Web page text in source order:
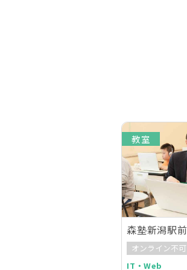
教室
森塾新潟駅
オンライン不可
IT・Web